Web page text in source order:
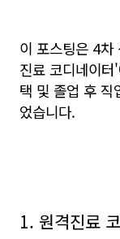
이 포스팅은 4차
진료 코디네이
택 및 졸업 후 직
었습니다.
1. 원격진료